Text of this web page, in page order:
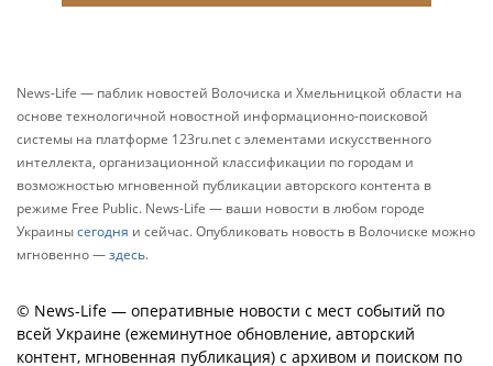
News-Life — паблик новостей Волочиска и Хмельницкой области на
основе технологичной новостной информационно-поисковой
системы на платформе 123ru.net с элементами искусственного
интеллекта, организационной классификации по городам и
возможностью мгновенной публикации авторского контента в
режиме Free Public. News-Life — ваши новости в любом городе
Украинысегодня и сейчас. Опубликовать новость в Волочиске можно
мгновенно —здесь.
© News-Life — оперативные новости с мест событий по
всей Украине (ежеминутное обновление, авторский
контент, мгновенная публикация) с архивом и поиском по